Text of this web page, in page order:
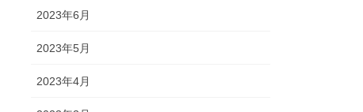
2023年6月
2023年5月
2023年4月